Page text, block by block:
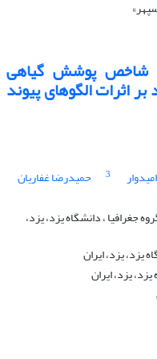
شاخص پوشش گیاهی
اثرات الگوهای پیوند
3 حمیدرضا غفاریان
جغرافیا ، دانشگاه یزد، یزد،
یزد، یزد، ایران
یزد، ایران